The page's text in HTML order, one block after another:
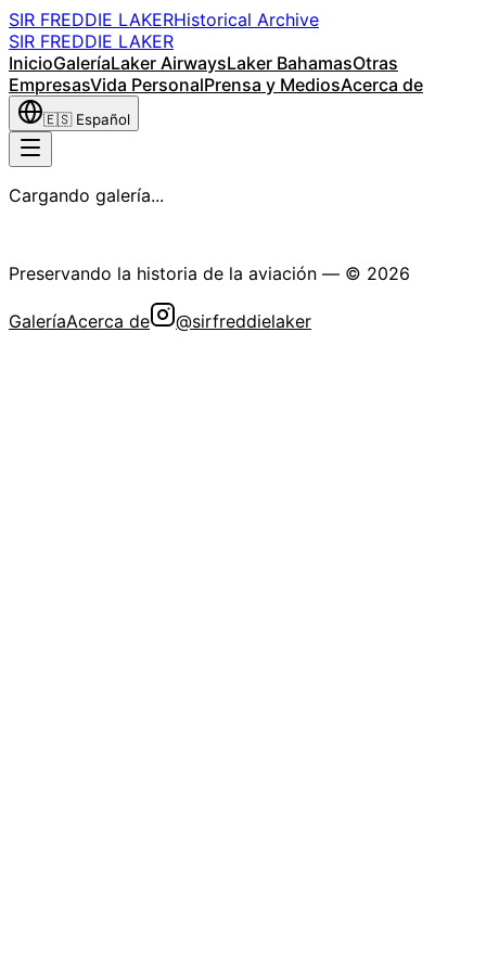
SIR FREDDIE LAKERHistorical Archive
SIR FREDDIE LAKER
InicioGaleríaLaker AirwaysLaker BahamasOtras
EmpresasVida PersonalPrensa y MediosAcerca de
🇪🇸 Español
Cargando galería...
Preservando la historia de la aviación — © 2026
GaleríaAcerca de @sirfreddielaker